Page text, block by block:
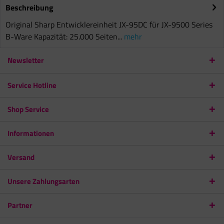
Beschreibung
Original Sharp Entwicklereinheit JX-95DC für JX-9500 Series
B-Ware Kapazität: 25.000 Seiten... mehr
Newsletter
Service Hotline
Shop Service
Informationen
Versand
Unsere Zahlungsarten
Partner